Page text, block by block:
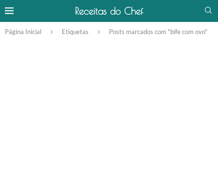
Receitas do Chef
Página Inicial Etiquetas Posts marcados com "bife com ovo"